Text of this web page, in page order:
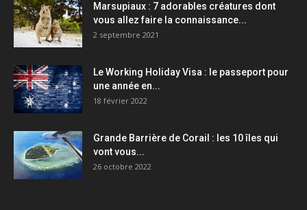
Marsupiaux : 7 adorables créatures dont
vous allez faire la connaissance...
2 septembre 2021
Le Working Holiday Visa : le passeport pour
une année en...
18 février 2022
Grande Barrière de Corail : les 10 îles qui
vont vous...
26 octobre 2022